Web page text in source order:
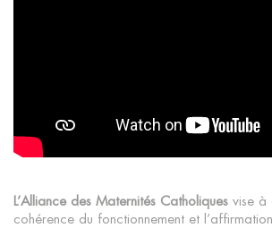
L’Alliance des Maternités Catholiques vise à
cohérence du fonctionnement et